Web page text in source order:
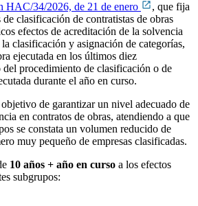
HAC/34/2026, de 21 de enero
, que fija
clasificación de contratistas de obras
efectos de acreditación de la solvencia
clasificación y asignación de categorías,
ejecutada en los últimos diez
procedimiento de clasificación o de
durante el año en curso.
de garantizar un nivel adecuado de
en contratos de obras, atendiendo a que
se constata un volumen reducido de
muy pequeño de empresas clasificadas.
10 años + año en curso a los efectos
subgrupos: